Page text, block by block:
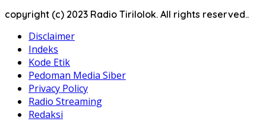
copyright (c) 2023 Radio Tirilolok. All rights reserved..
Disclaimer
Indeks
Kode Etik
Pedoman Media Siber
Privacy Policy
Radio Streaming
Redaksi